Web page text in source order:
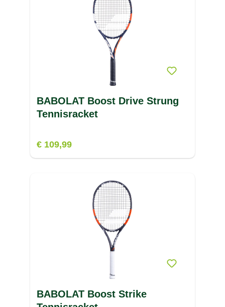
BABOLAT Boost Drive Strung
Tennisracket
€ 109,99
BABOLAT Boost Strike